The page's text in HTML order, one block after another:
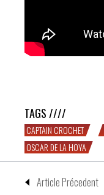
TAGS ////
CAPTAIN CROCHET
OSCAR DE LA HOYA
Article Précedent